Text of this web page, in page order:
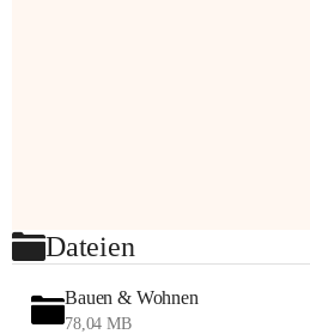
Dateien
Bauen & Wohnen
78,04 MB